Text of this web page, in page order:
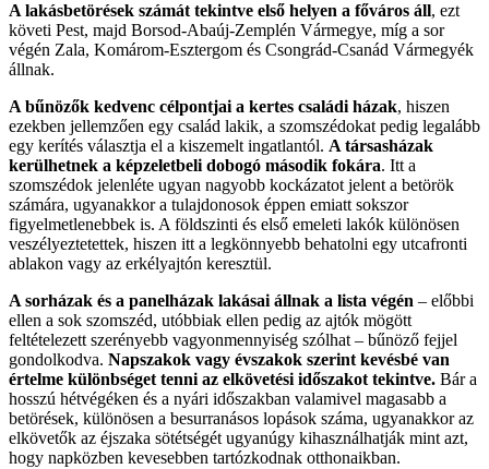
A lakásbetörések számát tekintve első helyen a főváros áll, ezt
követi Pest, majd Borsod-Abaúj-Zemplén Vármegye, míg a sor
végén Zala, Komárom-Esztergom és Csongrád-Csanád Vármegyék
állnak.
A bűnözők kedvenc célpontjai a kertes családi házak, hiszen
ezekben jellemzően egy család lakik, a szomszédokat pedig legalább
egy kerítés választja el a kiszemelt ingatlantól. A társasházak
kerülhetnek a képzeletbeli dobogó második fokára. Itt a
szomszédok jelenléte ugyan nagyobb kockázatot jelent a betörök
számára, ugyanakkor a tulajdonosok éppen emiatt sokszor
figyelmetlenebbek is. A földszinti és első emeleti lakók különösen
veszélyeztetettek, hiszen itt a legkönnyebb behatolni egy utcafronti
ablakon vagy az erkélyajtón keresztül.
A sorházak és a panelházak lakásai állnak a lista végén – előbbi
ellen a sok szomszéd, utóbbiak ellen pedig az ajtók mögött
feltételezett szerényebb vagyonmennyiség szólhat – bűnöző fejjel
gondolkodva. Napszakok vagy évszakok szerint kevésbé van
értelme különbséget tenni az elkövetési időszakot tekintve. Bár a
hosszú hétvégéken és a nyári időszakban valamivel magasabb a
betörések, különösen a besurranásos lopások száma, ugyanakkor az
elkövetők az éjszaka sötétségét ugyanúgy kihasználhatják mint azt,
hogy napközben kevesebben tartózkodnak otthonaikban.